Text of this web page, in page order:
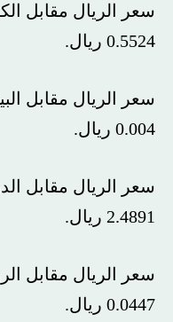
سعر الريال مقابل
0.5524 ريال.
سعر الريال مقابل
0.004 ريال.
سعر الريال مقابل
2.4891 ريال.
سعر الريال مقابل
0.0447 ريال.